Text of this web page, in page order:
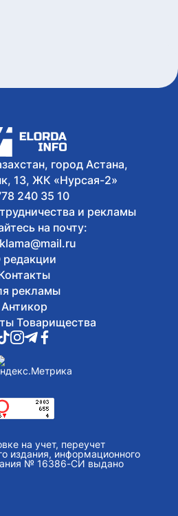
2026
город Астана,
13, ЖК «Нурсая-2»
240 35 10
и рекламы
на почту:
редакции
рекламы
Антикор
Товарищества
на учет, переучет
издания, информационного
№ 16386-СИ выдано